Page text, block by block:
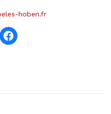
hoben.fr
Facebook